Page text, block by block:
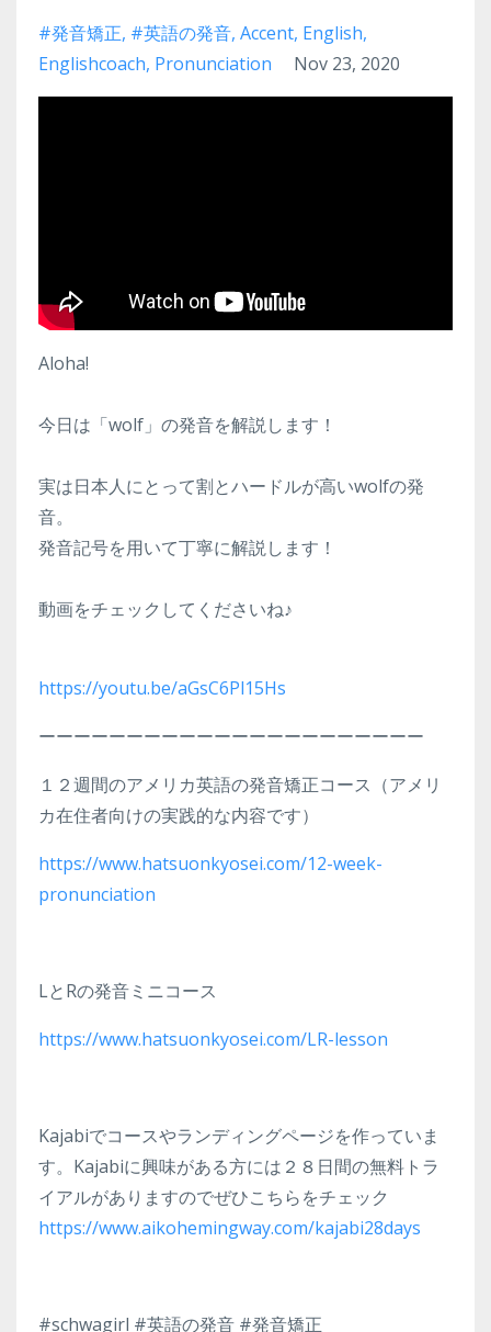
#発音矯正 #英語の発音 Accent English
Englishcoach Pronunciation Nov 23, 2020
Aloha!
今日は「wolf」の発音を解説します！
実は日本人にとって割とハードルが高いwolfの発
音。
発音記号を用いて丁寧に解説します！
動画をチェックしてくださいね♪
https://youtu.be/aGsC6Pl15Hs
ーーーーーーーーーーーーーーーーーーーーーー
１２週間のアメリカ英語の発音矯正コース（アメリ
カ在住者向けの実践的な内容です）
https://www.hatsuonkyosei.com/12-week-
pronunciation
LとRの発音ミニコース
https://www.hatsuonkyosei.com/LR-lesson
Kajabiでコースやランディングページを作っていま
す。Kajabiに興味がある方には２８日間の無料トラ
イアルがありますのでぜひこちらをチェック
https://www.aikohemingway.com/kajabi28days
#schwagirl #英語の発音 #発音矯正